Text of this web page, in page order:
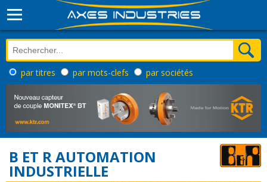
par titres par mots-clefs par sociétés
B ET R AUTOMATION
INDUSTRIELLE